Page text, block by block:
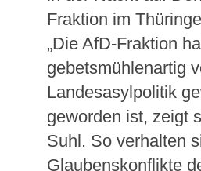
Fraktion im
„Die AfD-Fraktion
gebetsmühlenartig
Landesasylpolitik
geworden ist, zeigt
Suhl. So verhalten
Glaubenskonflikte